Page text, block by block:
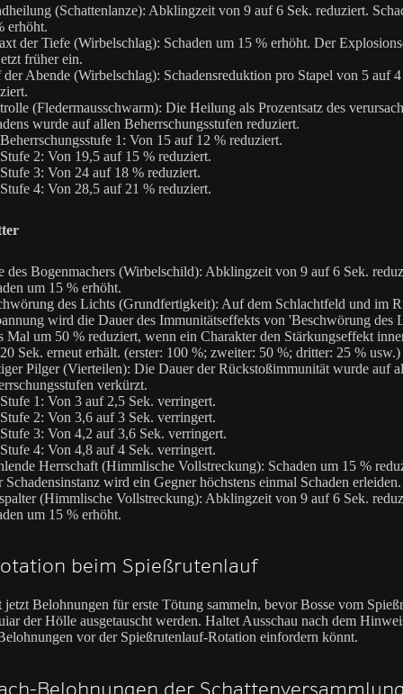
(Schattenlanze): Abklingzeit von 9 auf 6 Sek. reduziert.
erhöht.
der Tiefe (Wirbelschlag): Schaden um 15 % erhöht. Der
früher ein.
der Abende (Wirbelschlag): Schadensreduktion pro Stapel von 5 auf
(Fledermausschwarm): Die Heilung als Prozentsatz des
wurde auf allen Beherrschungsstufen reduziert.
Beherrschungsstufe 1: Von 15 auf 12 % reduziert.
Stufe 2: Von 19,5 auf 15 % reduziert.
Stufe 3: Von 24 auf 18 % reduziert.
Stufe 4: Von 28,5 auf 21 % reduziert.
des Bogenmachers (Wirbelschild): Abklingzeit von 9 auf 6 Sek.
um 15 % erhöht.
des Lichts (Grundfertigkeit): Auf dem Schlachtfeld und im
wird die Dauer des Immunitätseffekts von 'Beschwörung des
Mal um 50 % reduziert, wenn ein Charakter den Stärkungseffekt
Sek. erneut erhält. (erster: 100 %; zweiter: 50 %; dritter: 25 % usw.)
Pilger (Vierteilen): Die Dauer der Rückstoßimmunität wurde auf
verkürzt.
Stufe 1: Von 3 auf 2,5 Sek. verringert.
Stufe 2: Von 3,6 auf 3 Sek. verringert.
Stufe 3: Von 4,2 auf 3,6 Sek. verringert.
Stufe 4: Von 4,8 auf 4 Sek. verringert.
Herrschaft (Himmlische Vollstreckung): Schaden um 15 %
Schadensinstanz wird ein Gegner höchstens einmal Schaden erleiden.
(Himmlische Vollstreckung): Abklingzeit von 9 auf 6 Sek.
um 15 % erhöht.
beim Spießrutenlauf
Belohnungen für erste Tötung sammeln, bevor Bosse vom
der Hölle ausgetauscht werden. Haltet Ausschau nach dem
vor der Spießrutenlauf-Rotation einfordern könnt.
Belohnungen der